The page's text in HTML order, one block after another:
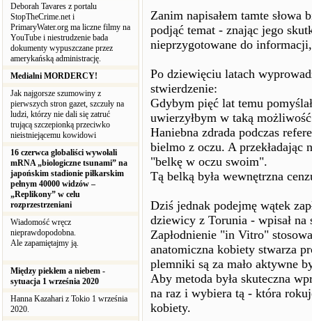
Deborah Tavares z portalu
StopTheCrime.net i
PrimaryWater.org ma liczne filmy na
YouTube i niestrudzenie bada
dokumenty wypuszczane przez
amerykańską administrację.
Medialni MORDERCY!
Jak najgorsze szumowiny z
pierwszych stron gazet, szczuły na
ludzi, którzy nie dali się zatruć
trującą szczepionką przeciwko
nieistniejącemu kowidowi
16 czerwca globaliści wywołali
mRNA „biologiczne tsunami” na
japońskim stadionie piłkarskim
pełnym 40000 widzów –
„Replikony” w celu
rozprzestrzeniani
Wiadomość wręcz
nieprawdopodobna.
Ale zapamiętajmy ją.
Między piekłem a niebem -
sytuacja 1 września 2020
Hanna Kazahari z Tokio 1 września
2020.
Zanim napisałem tamte
podjąć temat - znając jego
nieprzygotowane do
Po dziewięciu latach
stwierdzenie:
Gdybym pięć lat temu
uwierzyłbym w taką
Haniebna zdrada podczas
bielmo z oczu. A przekładając
"belkę w oczu swoim".
Tą belką była wewnętrzna
Dziś jednak podejmę wątek
dziewicy z Torunia - wpisał na
Zapłodnienie "in Vitro"
anatomiczna kobiety stwarza
plemniki są za mało aktywne
Aby metoda była skuteczna
na raz i wybiera tą - która
kobiety.